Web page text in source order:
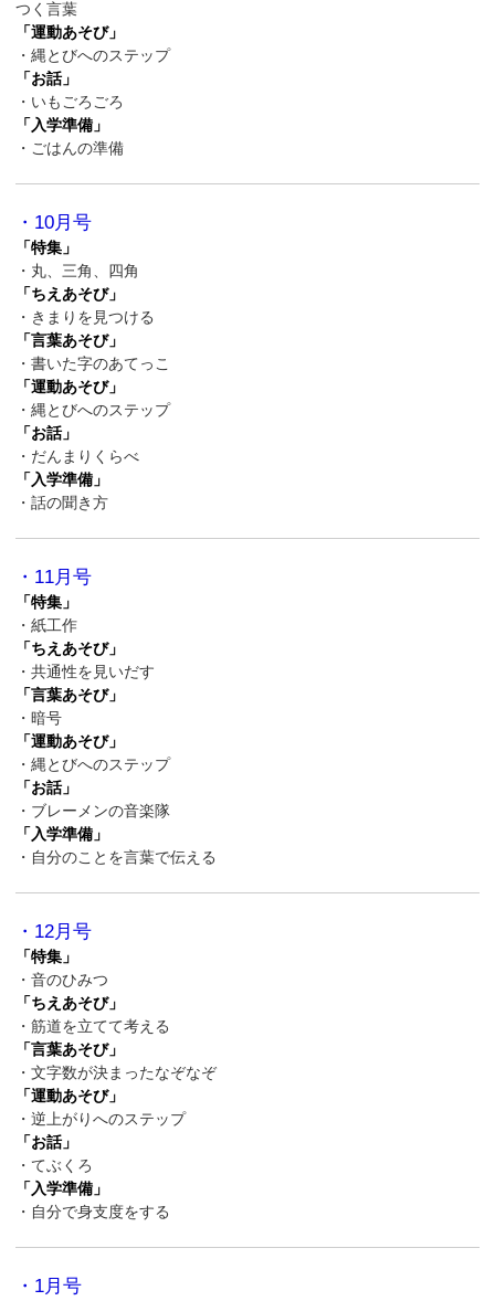
つく言葉
「運動あそび」
・縄とびへのステップ
「お話」
・いもごろごろ
「入学準備」
・ごはんの準備
・10月号
「特集」
・丸、三角、四角
「ちえあそび」
・きまりを見つける
「言葉あそび」
・書いた字のあてっこ
「運動あそび」
・縄とびへのステップ
「お話」
・だんまりくらべ
「入学準備」
・話の聞き方
・11月号
「特集」
・紙工作
「ちえあそび」
・共通性を見いだす
「言葉あそび」
・暗号
「運動あそび」
・縄とびへのステップ
「お話」
・ブレーメンの音楽隊
「入学準備」
・自分のことを言葉で伝える
・12月号
「特集」
・音のひみつ
「ちえあそび」
・筋道を立てて考える
「言葉あそび」
・文字数が決まったなぞなぞ
「運動あそび」
・逆上がりへのステップ
「お話」
・てぶくろ
「入学準備」
・自分で身支度をする
・1月号